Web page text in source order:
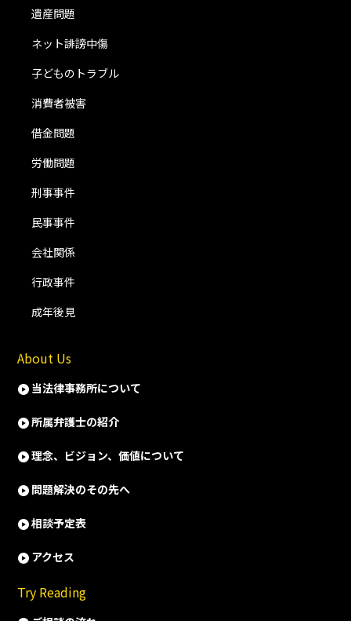
遺産問題
ネット誹謗中傷
子どものトラブル
消費者被害
借金問題
労働問題
刑事事件
民事事件
会社関係
行政事件
成年後見
About Us
当法律事務所について
所属弁護士の紹介
理念、ビジョン、価値について
問題解決のその先へ
相談予定表
アクセス
Try Reading